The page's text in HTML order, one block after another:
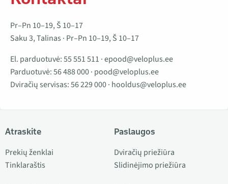
Pr–Pn 10–19, Š 10–17
Saku 3, Talinas · Pr–Pn 10–19, Š 10–17
El. parduotuvė:55 551 511 ·epood@veloplus.ee
Parduotuvė:56 488 000· pood@veloplus.ee
Dviračių servisas:56 229 000· hooldus@veloplus.ee
Atraskite
Prekių ženklai
Tinklaraštis
Paslaugos
Dviračių priežiūra
Slidinėjimo priežiūra